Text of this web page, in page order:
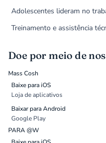
Adolescentes lideram no
Treinamento e assistência
Doe por meio de
Mass Cosh
Baixe para iOS
Loja de aplicativos
Baixar para Android
Google Play
PARA @W